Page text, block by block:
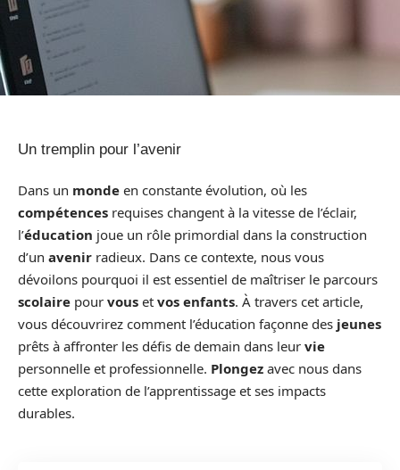
Un tremplin pour l’avenir
Dans un monde en constante évolution, où les
compétences requises changent à la vitesse de l’éclair,
l’éducation joue un rôle primordial dans la construction
d’un avenir radieux. Dans ce contexte, nous vous
dévoilons pourquoi il est essentiel de maîtriser le parcours
scolaire pour vous et vos enfants. À travers cet article,
vous découvrirez comment l’éducation façonne des jeunes
prêts à affronter les défis de demain dans leur vie
personnelle et professionnelle. Plongez avec nous dans
cette exploration de l’apprentissage et ses impacts
durables.